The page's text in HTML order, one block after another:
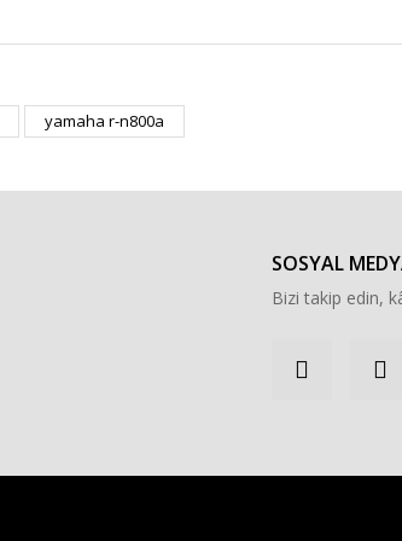
Bu ürüne ilk yorumu siz yapın!
Yorum Yaz
yamaha r-n800a
SOSYAL
Bizi takip edin,